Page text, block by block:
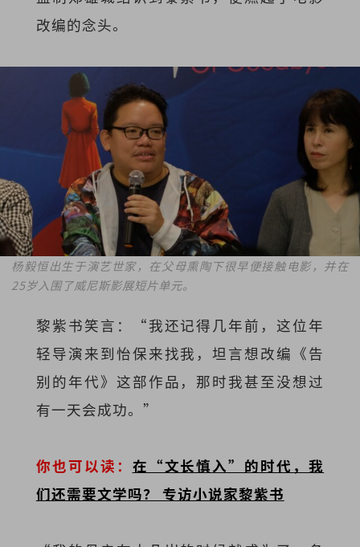
改编的念头。
杨毅恒出生于演艺世家，在父母熏陶下很早便接触电影，并在
25岁入围了威尼斯影展短片单元。
黎紫书笑言：“我还记得几年前，这位年
轻导演来到怡保来找我，坦言想改编《告
别的年代》这部作品，那时我甚至没想过
有一天会成功。”
你也可以读： 在“文长慎入”的时代，我
们还需要文学吗？ 专访小说家黎紫书